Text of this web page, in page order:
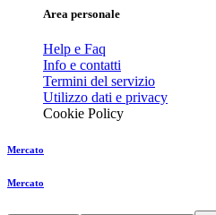
Area personale
Help e Faq
Info e contatti
Termini del servizio
Utilizzo dati e privacy
Cookie Policy
Mercato
Mercato